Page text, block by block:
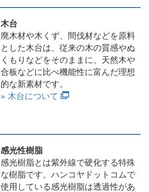
木台
廃木材や木くず、間伐材などを原料
とした木台は、従来の木の質感やぬ
くもりなどをそのままに、天然木や
合板などに比べ機能性に富んだ理想
的な新素材です。
» 木台について
感光性樹脂
感光樹脂とは紫外線で硬化する特殊
な樹脂です。ハンコヤドットコムで
使用している感光樹脂は透過性があ